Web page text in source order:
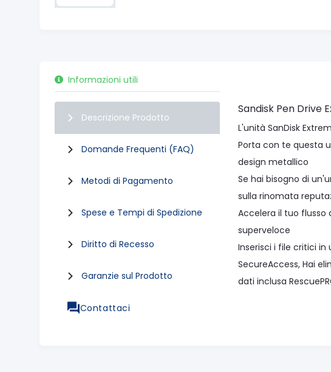
Informazioni utili
Descrizione Prodotto
Domande Frequenti (FAQ)
Metodi di Pagamento
Spese e Tempi di Spedizione
Diritto di Recesso
Garanzie sul Prodotto
Contattaci
Sandisk Pen Drive
L'unità SanDisk
Porta con te questa
design metallico
Se hai bisogno di
sulla rinomata
Accelera il tuo flusso
superveloce
Inserisci i file critici
SecureAccess, Hai
dati inclusa